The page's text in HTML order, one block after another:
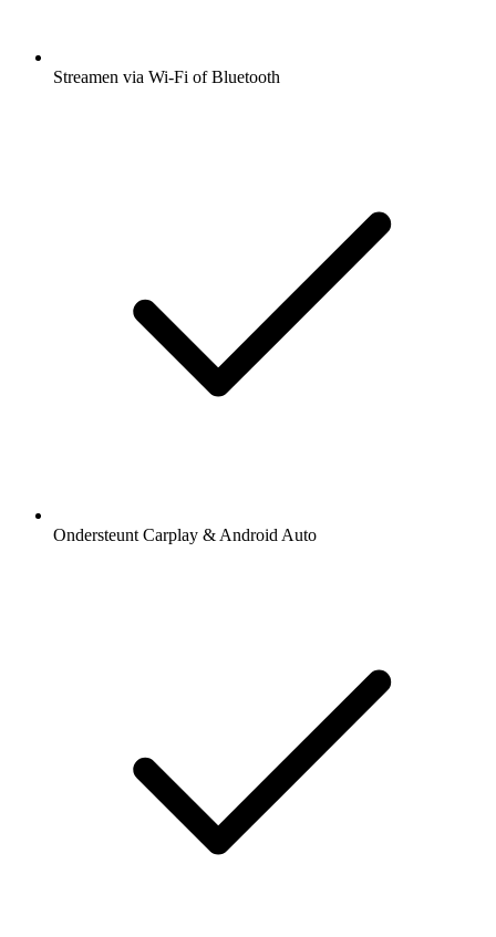
Streamen via Wi-Fi of Bluetooth
Ondersteunt Carplay & Android Auto